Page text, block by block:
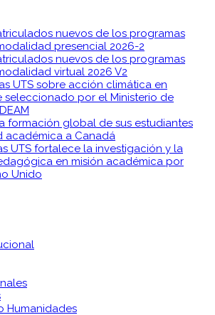
nuevos de los programas
presencial 2026-2
nuevos de los programas
virtual 2026 V2
UTS sobre acción climática en
seleccionado por el Ministerio de
formación global de sus estudiantes
académica a Canadá
UTS fortalece la investigación y la
en misión académica por
Unido
Humanidades